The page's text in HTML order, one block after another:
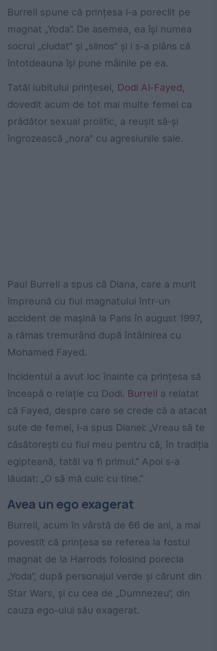
Burrell spune că prințesa l-a poreclit pe
magnat „Yoda”. De asemea, ea își numea
socrul „ciudat” și „slinos” și i s-a plâns că
întotdeauna își pune mâinile pe ea.
Tatăl iubitului prințesei, Dodi Al-Fayed,
dovedit acum de tot mai multe femei ca
prădător sexual prolific, a reușit să-și
îngrozească „nora” cu agresiunile sale.
Paul Burrell a spus că Diana, care a murit
împreună cu fiul magnatului într-un
accident de mașină la Paris în august 1997,
a rămas tremurând după întâlnirea cu
Mohamed Fayed.
Incidentul a avut loc înainte ca prințesa să
înceapă o relație cu Dodi. Burrell a relatat
că Fayed, despre care se crede că a atacat
sute de femei, i-a spus Dianei: „Vreau să te
căsătorești cu fiul meu pentru că, în tradiția
egipteană, tatăl va fi primul.” Apoi s-a
lăudat: „O să mă culc cu tine.”
Avea un ego exagerat
Burrell, acum în vârstă de 66 de ani, a mai
povestit că prințesa se referea la fostul
magnat de la Harrods folosind porecla
„Yoda”, după personajul verde și cărunt din
Star Wars, și cu cea de „Dumnezeu”, din
cauza ego-ului său exagerat.